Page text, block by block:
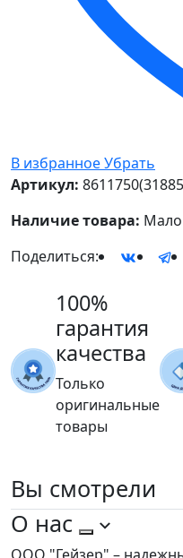
В избранноеУбрать
Артикул:
Наличие товара: Мало
Поделиться:
100%
гарантия
качества
Только
оригинальные
товары
Вы смотрели
О нас